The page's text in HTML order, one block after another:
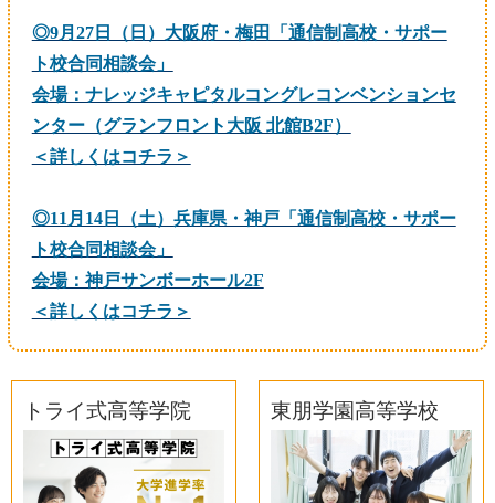
◎9月27日（日）大阪府・梅田「通信制高校・サポー
ト校合同相談会」
会場：ナレッジキャピタルコングレコンベンションセ
ンター（グランフロント大阪 北館B2F）
＜詳しくはコチラ＞
◎11月14日（土）兵庫県・神戸「通信制高校・サポー
ト校合同相談会」
会場：神戸サンボーホール2F
＜詳しくはコチラ＞
東朋学園高等学校
トライ式高等学院